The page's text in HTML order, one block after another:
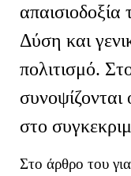
Δύση και
πολιτισμό.
συνοψίζονται
στο
Στο άρθρο του